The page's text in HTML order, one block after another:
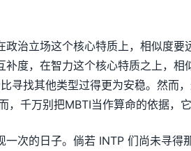
治立场这个核心特质上，相似度要
度，在智力这个核心特质之上，相
寻找其他类型过得更为安稳。然而
千万别把MBTI当作算命的依据，
次的日子。倘若 INTP 们尚未寻得